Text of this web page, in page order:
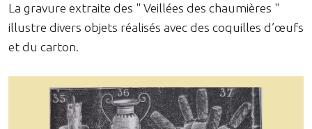
La gravure extraite des " Veillées des chaumières "
illustre divers objets réalisés avec des coquilles d’œufs
et du carton.